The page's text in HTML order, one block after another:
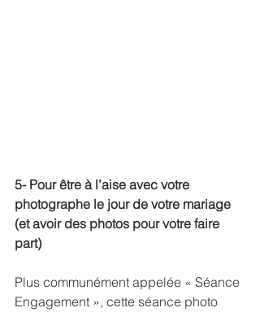
5- Pour être à l’aise avec votre
photographe le jour de votre mariage
(et avoir des photos pour votre faire
part)
Plus communément appelée « Séance
Engagement », cette séance photo